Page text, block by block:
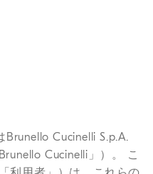
Cucinelli S.p.A.
Cucinelli」）。 こ